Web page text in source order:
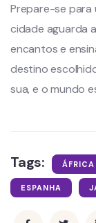
Prepare-se para
cidade aguarda
encantos e
destino
sua, e o mundo
Tags:
ESPANHA